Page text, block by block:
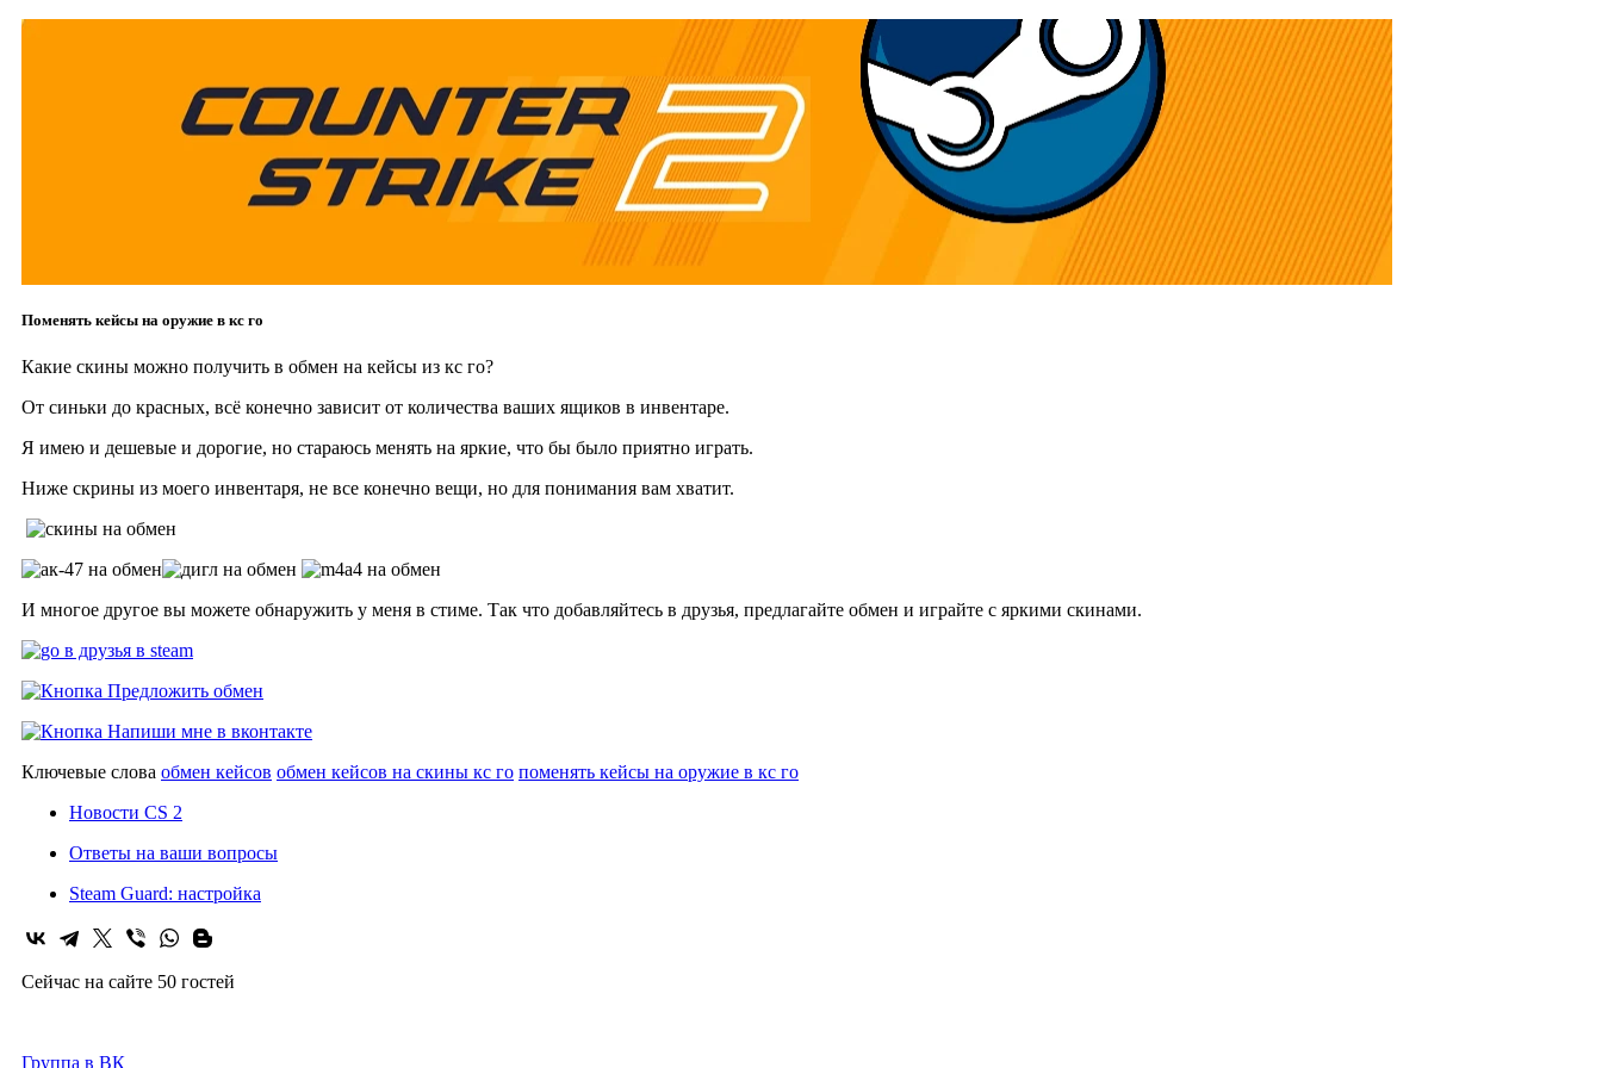
Поменять кейсы на оружие в кс го
Какие скины можно получить в обмен на кейсы из кс го?
От синьки до красных, всё конечно зависит от количества ваших ящиков в инвентаре.
Я имею и дешевые и дорогие, но стараюсь менять на яркие, что бы было приятно играть.
Ниже скрины из моего инвентаря, не все конечно вещи, но для понимания вам хватит.
И многое другое вы можете обнаружить у меня в стиме. Так что добавляйтесь в друзья, предлагайте обмен и играйте с яркими скинами.
Ключевые слова обмен кейсов обмен кейсов на скины кс го поменять кейсы на оружие в кс го
Новости CS 2
Ответы на ваши вопросы
Steam Guard: настройка
Сейчас на сайте 50 гостей
Группа в ВК